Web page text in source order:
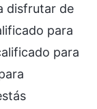
disfrutar de
para
para